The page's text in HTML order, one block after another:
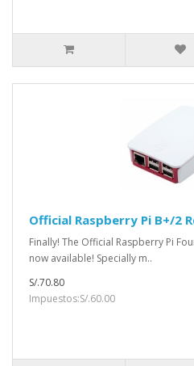
Official Raspberry Pi B+/2
Finally! The Official Raspberry Pi
now available! Specially m..
S/.70.80
Impuestos:S/.60.00